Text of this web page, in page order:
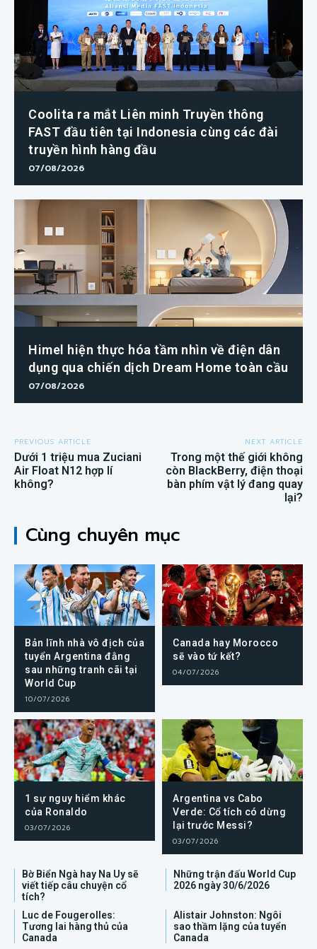
Coolita ra mắt Liên minh Truyền thông
FAST đầu tiên tại Indonesia cùng các đài
truyền hình hàng đầu
07/08/2026
Himel hiện thực hóa tầm nhìn về điện dân
dụng qua chiến dịch Dream Home toàn cầu
07/08/2026
PREVIOUS ARTICLE
Dưới 1 triệu mua Zuciani
Air Float N12 hợp lí
không?
NEXT ARTICLE
Trong một thế giới không
còn BlackBerry, điện thoại
bàn phím vật lý đang quay
lại?
Cùng chuyên mục
Bản lĩnh nhà vô địch của
tuyển Argentina đằng
sau những tranh cãi tại
World Cup
10/07/2026
Canada hay Morocco
sẽ vào tứ kết?
04/07/2026
1 sự nguy hiểm khác
của Ronaldo
03/07/2026
Argentina vs Cabo
Verde: Cổ tích có dừng
lại trước Messi?
03/07/2026
Bờ Biển Ngà hay Na Uy sẽ
viết tiếp câu chuyện cổ
tích?
Những trận đấu World Cup
2026 ngày 30/6/2026
Luc de Fougerolles:
Tương lai hàng thủ của
Canada
Alistair Johnston: Ngôi
sao thầm lặng của tuyển
Canada